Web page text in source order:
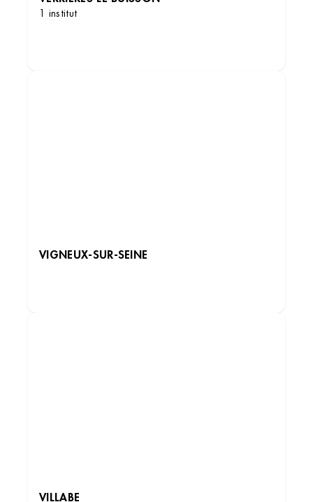
1 institut
VIGNEUX-SUR-SEINE
VILLABE